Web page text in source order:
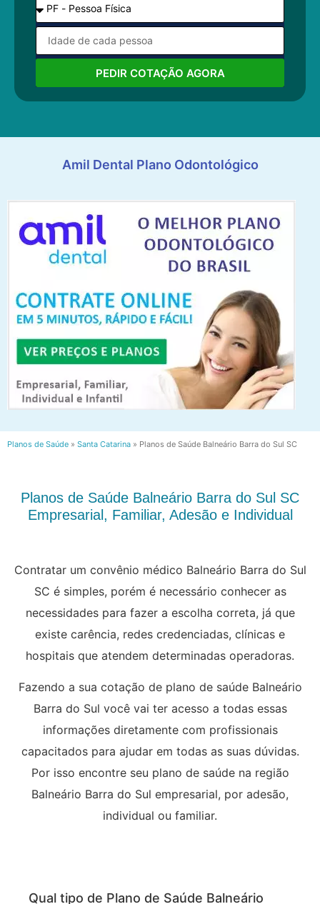
PEDIR COTAÇÃO AGORA
Amil Dental Plano Odontológico
Planos de Saúde » Santa Catarina » Planos de Saúde Balneário Barra do Sul SC
Planos de Saúde Balneário Barra do Sul SC
Empresarial, Familiar, Adesão e Individual
Contratar um convênio médico Balneário Barra do Sul
SC é simples, porém é necessário conhecer as
necessidades para fazer a escolha correta, já que
existe carência, redes credenciadas, clínicas e
hospitais que atendem determinadas operadoras.
Fazendo a sua cotação de plano de saúde Balneário
Barra do Sul você vai ter acesso a todas essas
informações diretamente com profissionais
capacitados para ajudar em todas as suas dúvidas.
Por isso encontre seu plano de saúde na região
Balneário Barra do Sul empresarial, por adesão,
individual ou familiar.
Qual tipo de Plano de Saúde Balneário